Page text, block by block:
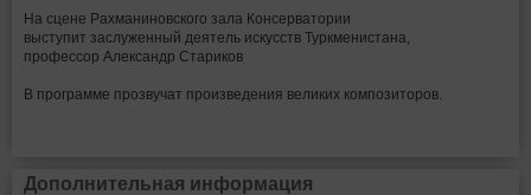
На сцене Рахманиновского зала Консерватории
выступит заслуженный деятель искусств Туркменистана,
профессор Александр Стариков
В программе прозвучат произведения великих композиторов.
Дополнительная информация